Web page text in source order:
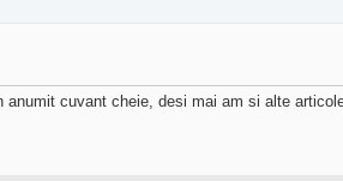
cuvant cheie, desi mai am si alte